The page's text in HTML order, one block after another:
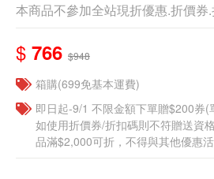
本商品不參加全站現折優惠.折價券
$ 766 $948
箱購(699免基本運費)
即日起-9/1 不限金額下單贈$200券
如使用折價券/折扣碼則不符贈送資
品滿$2,000可折，不得與其他優惠